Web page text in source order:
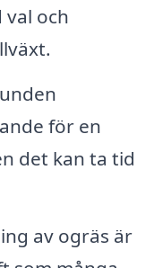
och
för en
det kan ta tid
av ogräs är